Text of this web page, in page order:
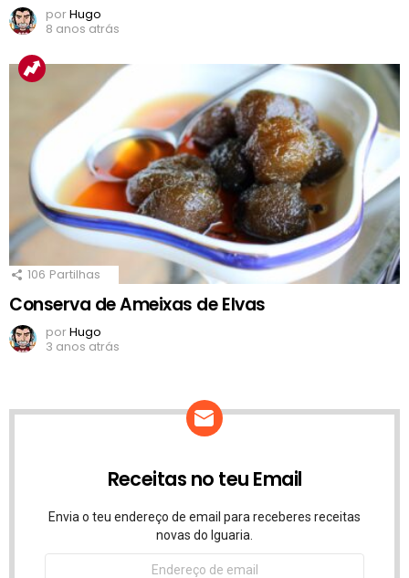
porHugo
8 anos atrás
106 Partilhas
Conserva de Ameixas de Elvas
porHugo
3 anos atrás
Receitas no teu Email
Envia o teu endereço de email para receberes receitas
novas do Iguaria.
Endereço